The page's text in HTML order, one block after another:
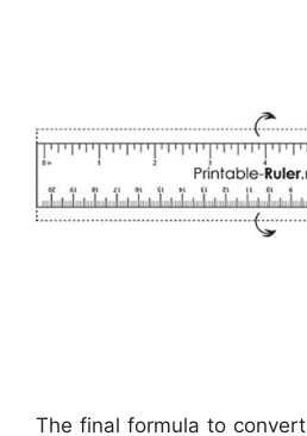
The final formula to